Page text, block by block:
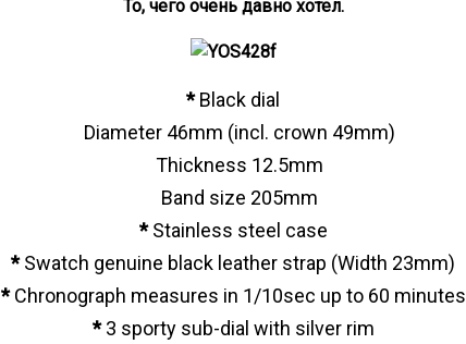
То, чего очень давно хотел.
*Black dial
Diameter 46mm (incl. crown 49mm)
Thickness 12.5mm
Band size 205mm
*Stainless steel case
*Swatch genuine black leather strap (Width 23mm)
*Chronograph measures in 1/10sec up to 60 minutes
*3 sporty sub-dial with silver rim